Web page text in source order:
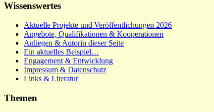
Wissenswertes
Aktuelle Projekte und Veröffentlichungen 2026
Angebote, Qualifikationen & Kooperationen
Anliegen & Autorin dieser Seite
Ein aktuelles Beispiel…
Engagement & Entwicklung
Impressum & Datenschutz
Links & Literatur
Themen